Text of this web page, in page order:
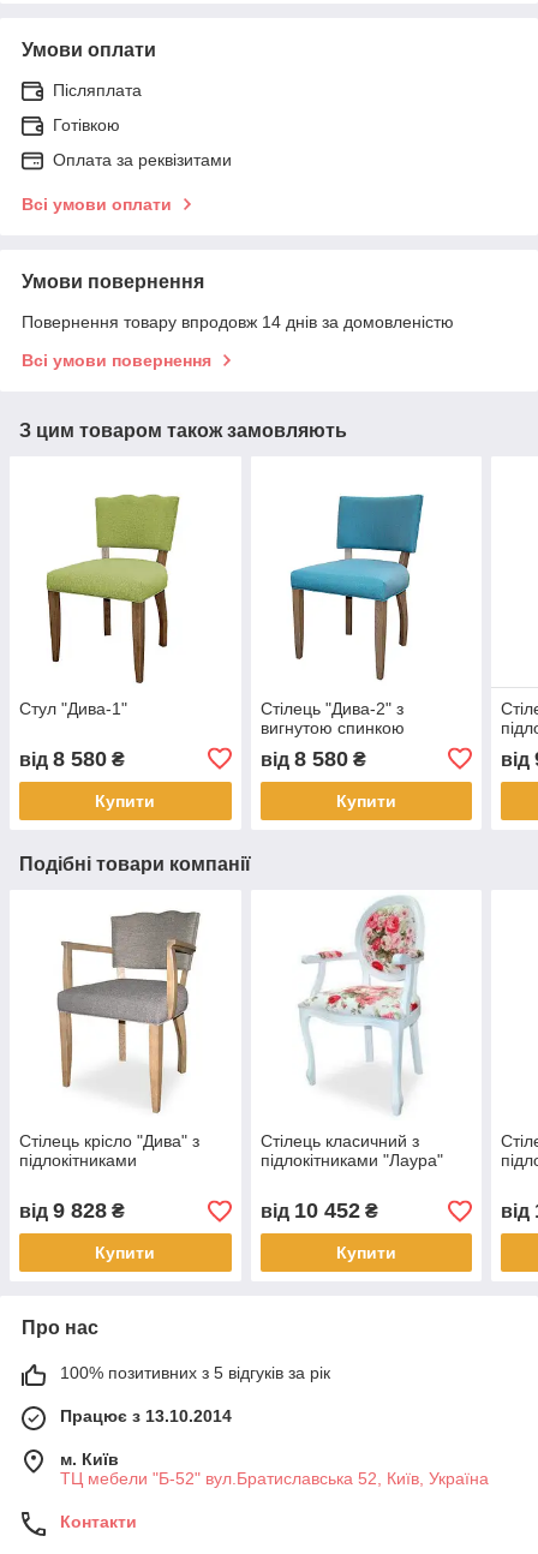
Умови оплати
Післяплата
Готівкою
Оплата за реквізитами
Всі умови оплати
Умови повернення
Повернення товару впродовж 14 днів за домовленістю
Всі умови повернення
З цим товаром також замовляють
Стул "Дива-1"
від 8 580 ₴
Купити
Стілець "Дива-2" з
вигнутою спинкою
від 8 580₴
Купити
від
Подібні товари компанії
Стілець крісло "Дива" з
підлокітниками
від 9 828 ₴
Купити
Стілець класичний з
підлокітниками "Лаура"
від 10 452₴
Купити
від
Про нас
100% позитивних з 5 відгуків за рік
Працює з 13.10.2014
м. Київ
ТЦ мебели "Б-52" вул.Братиславська 52, Київ, Україна
Контакти